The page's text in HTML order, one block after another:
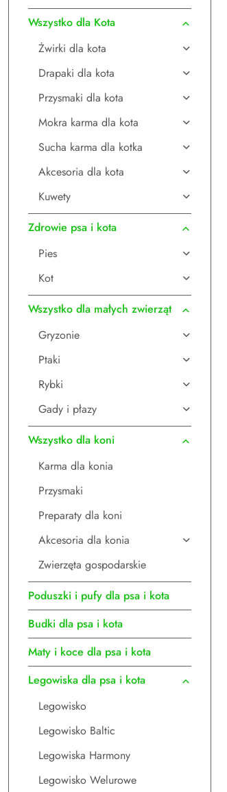
Wszystko dla Kota
Żwirki dla kota
Drapaki dla kota
Przysmaki dla kota
Mokra karma dla kota
Sucha karma dla kotka
Akcesoria dla kota
Kuwety
Zdrowie psa i kota
Pies
Kot
Wszystko dla małych zwierząt
Gryzonie
Ptaki
Rybki
Gady i płazy
Wszystko dla koni
Karma dla konia
Przysmaki
Preparaty dla koni
Akcesoria dla konia
Zwierzęta gospodarskie
Poduszki i pufy dla psa i kota
Budki dla psa i kota
Maty i koce dla psa i kota
Legowiska dla psa i kota
Legowisko
Legowisko Baltic
Legowiska Harmony
Legowisko Welurowe